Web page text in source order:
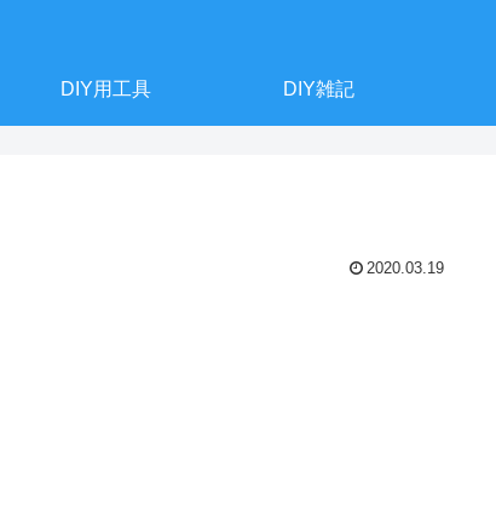
DIY用工具 DIY雑記
2020.03.19